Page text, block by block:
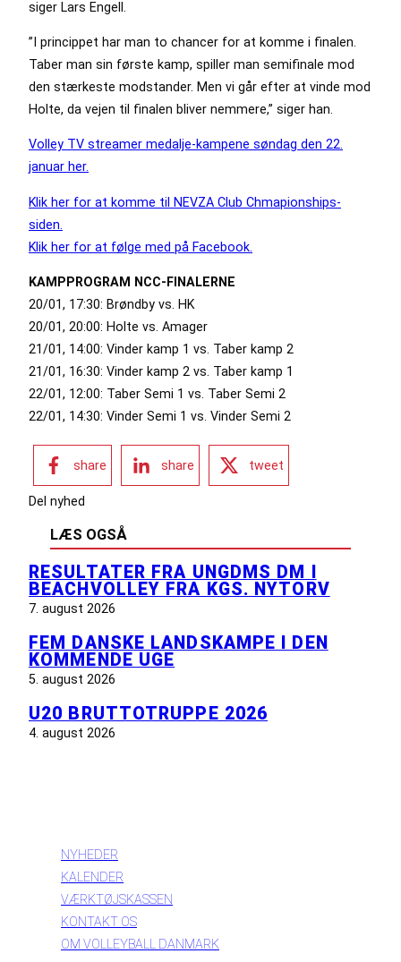
siger Lars Engell.
”I princippet har man to chancer for at komme i finalen.
Taber man sin første kamp, spiller man semifinale mod
den stærkeste modstander. Men vi går efter at vinde mod
Holte, da vejen til finalen bliver nemmere,” siger han.
Volley TV streamer medalje-kampene søndag den 22.
januar her.
Klik her for at komme til NEVZA Club Chmapionships-
siden.
Klik her for at følge med på Facebook.
KAMPPROGRAM NCC-FINALERNE
20/01, 17:30: Brøndby vs. HK
20/01, 20:00: Holte vs. Amager
21/01, 14:00: Vinder kamp 1 vs. Taber kamp 2
21/01, 16:30: Vinder kamp 2 vs. Taber kamp 1
22/01, 12:00: Taber Semi 1 vs. Taber Semi 2
22/01, 14:30: Vinder Semi 1 vs. Vinder Semi 2
share share tweet
Del nyhed
LÆS OGSÅ
RESULTATER FRA UNGDMS DM I
BEACHVOLLEY FRA KGS. NYTORV
7. august 2026
FEM DANSKE LANDSKAMPE I DEN
KOMMENDE UGE
5. august 2026
U20 BRUTTOTRUPPE 2026
4. august 2026
NYHEDER
KALENDER
VÆRKTØJSKASSEN
KONTAKT OS
OM VOLLEYBALL DANMARK